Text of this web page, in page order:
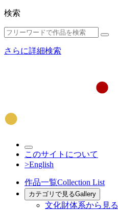
検索
さらに詳細検索
このサイトについて
>English
作品一覧Collection List
カテゴリで見るGallery
文化財体系から見る